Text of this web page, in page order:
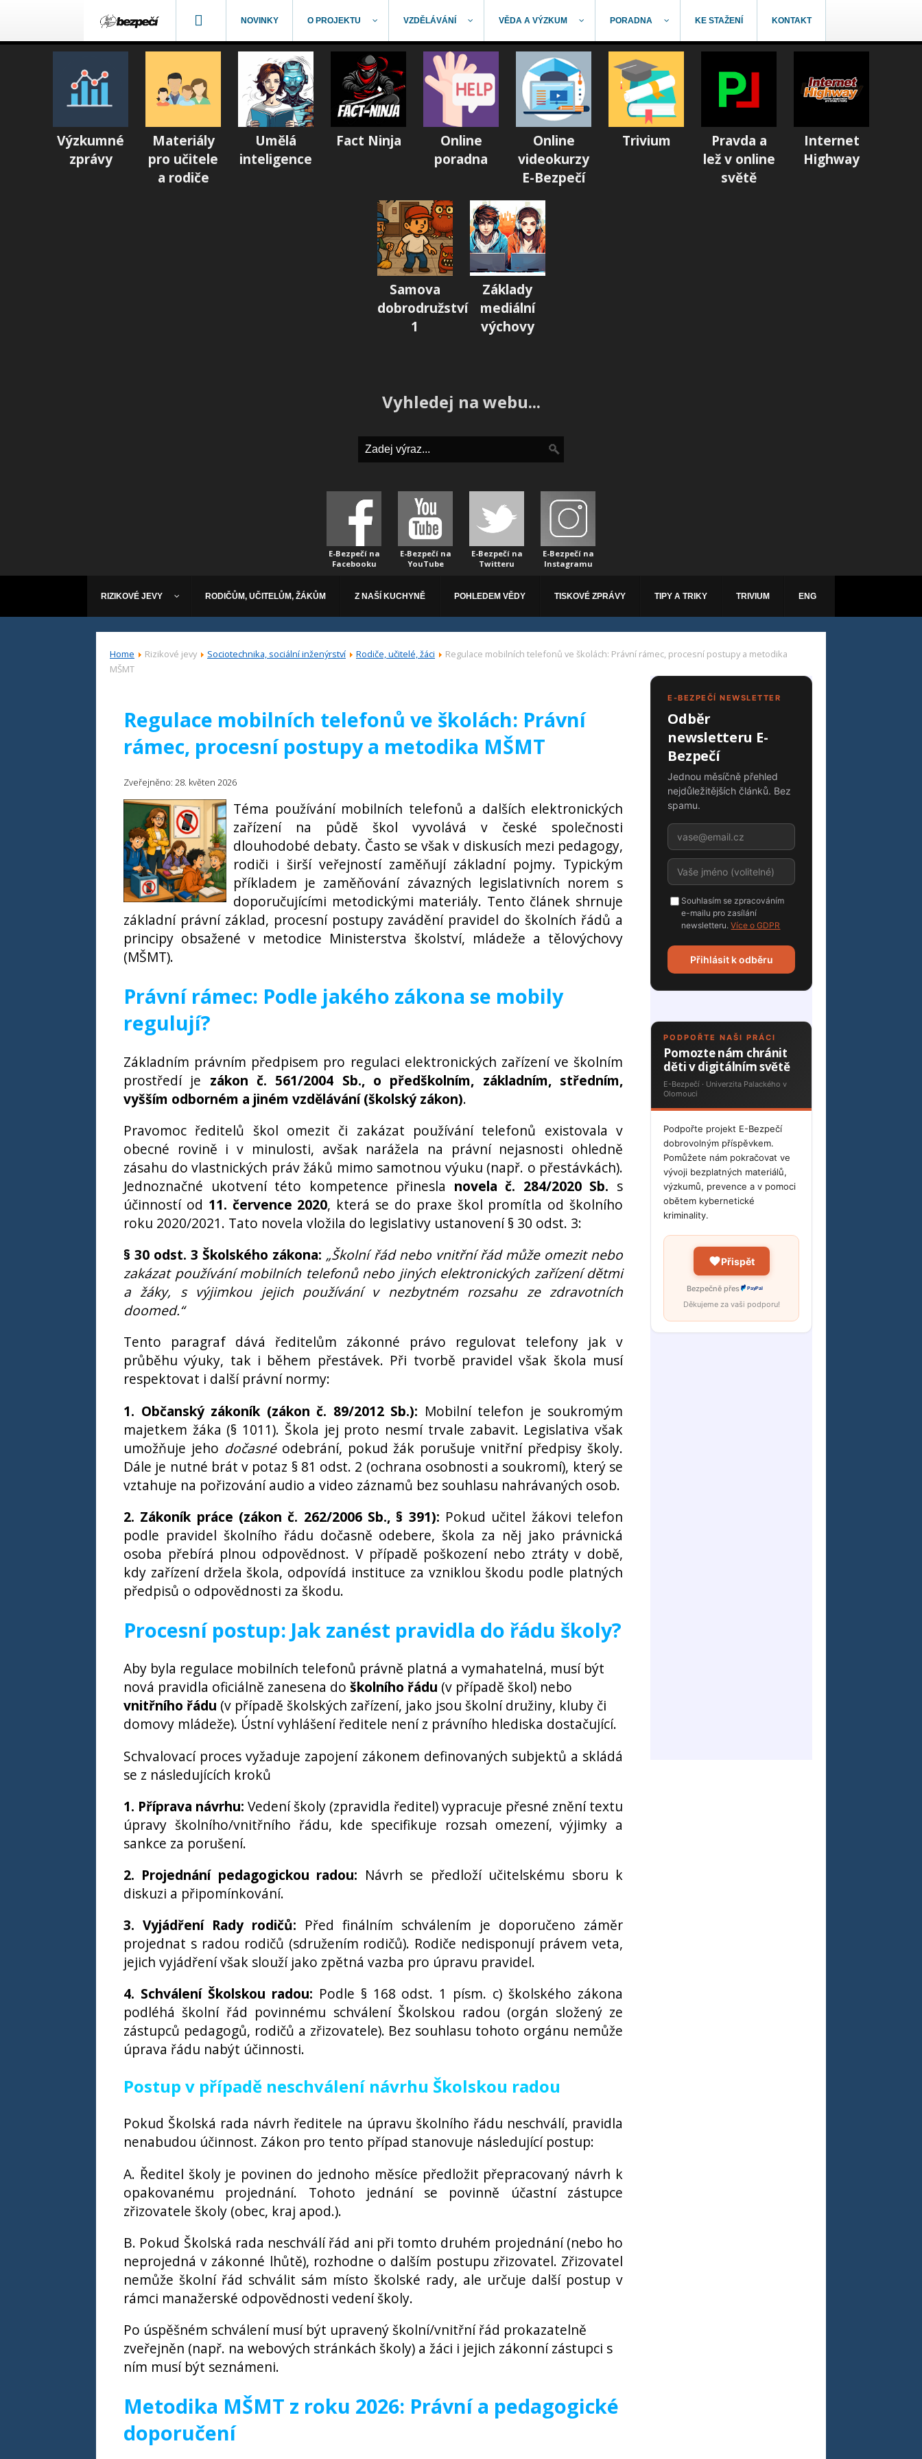
NOVINKY O PROJEKTU VZDĚLÁVÁNÍ VĚDA A VÝZKUM PORADNA KE STAŽENÍ KONTAKT
Výzkumné
zprávy
Materiály
pro učitele
a rodiče
Umělá
inteligence
Fact Ninja
Online
poradna
Online
videokurzy
E-Bezpečí
Trivium
Pravda a
lež v online
světě
Internet
Highway
Samova
dobrodružství
1
Základy
mediální
výchovy
Vyhledej na webu...
E-Bezpečí na
Facebooku
E-Bezpečí na
YouTube
E-Bezpečí na
Twitteru
E-Bezpečí na
Instagramu
RIZIKOVÉ JEVY RODIČŮM, UČITELŮM, ŽÁKŮM Z NAŠÍ KUCHYNĚ POHLEDEM VĚDY TISKOVÉ ZPRÁVY TIPY A TRIKY TRIVIUM ENG
Home Rizikové jevy Sociotechnika, sociální inženýrství Rodiče, učitelé, žáci
Regulace mobilních telefonů ve školách: Právní rámec, procesní postupy a metodika
MŠMT
E-BEZPEČÍ NEWSLETTER
Odběr
newsletteru E-
Bezpečí
Jednou měsíčně přehled
nejdůležitějších článků. Bez
spamu.
Souhlasím se zpracováním
e-mailu pro zasílání
newsletteru.Více o GDPR
Přihlásit k odběru
PODPOŘTE NAŠI PRÁCI
Pomozte nám chránit
děti v digitálním světě
E-Bezpečí · Univerzita Palackého v
Olomouci
Podpořte projekt E-Bezpečí
dobrovolným příspěvkem.
Pomůžete nám pokračovat ve
vývoji bezplatných materiálů,
výzkumů, prevence a v pomoci
obětem kybernetické
kriminality.
Přispět
Bezpečně přes PayPal
Děkujeme za vaši podporu!
Regulace mobilních telefonů ve školách: Právní
rámec, procesní postupy a metodika MŠMT
Zveřejněno: 28. květen 2026
Téma používání mobilních telefonů a dalších elektronických
zařízení na půdě škol vyvolává v české společnosti
dlouhodobé debaty. Často se však v diskusích mezi pedagogy,
rodiči i širší veřejností zaměňují základní pojmy. Typickým
příkladem je zaměňování závazných legislativních norem s
doporučujícími metodickými materiály. Tento článek shrnuje
základní právní základ, procesní postupy zavádění pravidel do školních řádů a
principy obsažené v metodice Ministerstva školství, mládeže a tělovýchovy
(MŠMT).
Právní rámec: Podle jakého zákona se mobily
regulují?
Základním právním předpisem pro regulaci elektronických zařízení ve školním
prostředí je zákon č. 561/2004 Sb., o předškolním, základním, středním,
vyšším odborném a jiném vzdělávání (školský zákon).
Pravomoc ředitelů škol omezit či zakázat používání telefonů existovala v
obecné rovině i v minulosti, avšak narážela na právní nejasnosti ohledně
zásahu do vlastnických práv žáků mimo samotnou výuku (např. o přestávkách).
Jednoznačné ukotvení této kompetence přinesla novela č. 284/2020 Sb. s
účinností od 11. července 2020, která se do praxe škol promítla od školního
roku 2020/2021. Tato novela vložila do legislativy ustanovení § 30 odst. 3:
§ 30 odst. 3 Školského zákona: „Školní řád nebo vnitřní řád může omezit nebo
zakázat používání mobilních telefonů nebo jiných elektronických zařízení dětmi
a žáky, s výjimkou jejich používání v nezbytném rozsahu ze zdravotních
doomed.“
Tento paragraf dává ředitelům zákonné právo regulovat telefony jak v
průběhu výuky, tak i během přestávek. Při tvorbě pravidel však škola musí
respektovat i další právní normy:
1. Občanský zákoník (zákon č. 89/2012 Sb.): Mobilní telefon je soukromým
majetkem žáka (§ 1011). Škola jej proto nesmí trvale zabavit. Legislativa však
umožňuje jeho dočasnéodebrání, pokud žák porušuje vnitřní předpisy školy.
Dále je nutné brát v potaz § 81 odst. 2 (ochrana osobnosti a soukromí), který se
vztahuje na pořizování audio a video záznamů bez souhlasu nahrávaných osob.
2. Zákoník práce (zákon č. 262/2006 Sb., § 391): Pokud učitel žákovi telefon
podle pravidel školního řádu dočasně odebere, škola za něj jako právnická
osoba přebírá plnou odpovědnost. V případě poškození nebo ztráty v době,
kdy zařízení držela škola, odpovídá instituce za vzniklou škodu podle platných
předpisů o odpovědnosti za škodu.
Procesní postup: Jak zanést pravidla do řádu školy?
Aby byla regulace mobilních telefonů právně platná a vymahatelná, musí být
nová pravidla oficiálně zanesena do školního řádu (v případě škol) nebo
vnitřního řádu (v případě školských zařízení, jako jsou školní družiny, kluby či
domovy mládeže). Ústní vyhlášení ředitele není z právního hlediska dostačující.
Schvalovací proces vyžaduje zapojení zákonem definovaných subjektů a skládá
se z následujících kroků
1. Příprava návrhu: Vedení školy (zpravidla ředitel) vypracuje přesné znění textu
úpravy školního/vnitřního řádu, kde specifikuje rozsah omezení, výjimky a
sankce za porušení.
2. Projednání pedagogickou radou: Návrh se předloží učitelskému sboru k
diskuzi a připomínkování.
3. Vyjádření Rady rodičů: Před finálním schválením je doporučeno záměr
projednat s radou rodičů (sdružením rodičů). Rodiče nedisponují právem veta,
jejich vyjádření však slouží jako zpětná vazba pro úpravu pravidel.
4. Schválení Školskou radou: Podle § 168 odst. 1 písm. c) školského zákona
podléhá školní řád povinnému schválení Školskou radou (orgán složený ze
zástupců pedagogů, rodičů a zřizovatele). Bez souhlasu tohoto orgánu nemůže
úprava řádu nabýt účinnosti.
Postup v případě neschválení návrhu Školskou radou
Pokud Školská rada návrh ředitele na úpravu školního řádu neschválí, pravidla
nenabudou účinnost. Zákon pro tento případ stanovuje následující postup:
A. Ředitel školy je povinen do jednoho měsíce předložit přepracovaný návrh k
opakovanému projednání. Tohoto jednání se povinně účastní zástupce
zřizovatele školy (obec, kraj apod.).
B. Pokud Školská rada neschválí řád ani při tomto druhém projednání (nebo ho
neprojedná v zákonné lhůtě), rozhodne o dalším postupu zřizovatel. Zřizovatel
nemůže školní řád schválit sám místo školské rady, ale určuje další postup v
rámci manažerské odpovědnosti vedení školy.
Po úspěšném schválení musí být upravený školní/vnitřní řád prokazatelně
zveřejněn (např. na webových stránkách školy) a žáci i jejich zákonní zástupci s
ním musí být seznámeni.
Metodika MŠMT z roku 2026: Právní a pedagogické
doporučení